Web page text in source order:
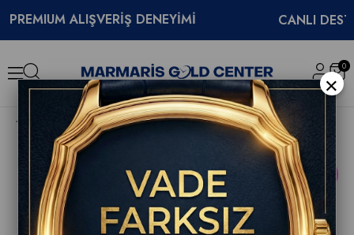
ALIŞVERİŞ DENEYİMİ CANLI DESTEK
0
Longines DolceVita L5.255.4.70.6 Kadın Kol Saati
ÜRÜN
×